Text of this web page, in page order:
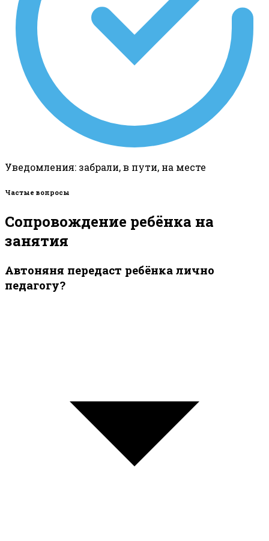
Уведомления: забрали, в пути, на месте
Частые вопросы
Сопровождение ребёнка на
занятия
Автоняня передаст ребёнка лично
педагогу?